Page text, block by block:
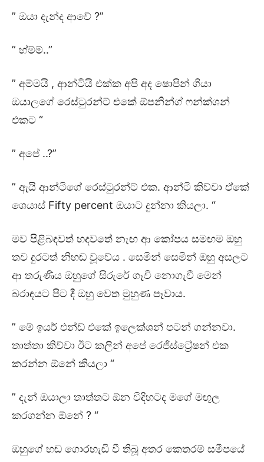
” ඔයා දැන්ද ආවේ ?”
” හ්ම්ම්..”
” අම්මයි , ආන්ටියි එක්ක අපි අද ෂොපින් ගියා
ඔයාලගේ රෙස්ටුරන්ට් එකේ ඕපනින්ග් ෆන්ක්ශන්
එකට “
” අපේ ..?”
” ඇයි ආන්ටිගේ රෙස්ටුරන්ට් එක. ආන්ටි කිව්වා ඒකේ
ශෙයාස් Fifty percent ඔයාට දුන්නා කියලා. “
මව පිළිබඳවත් හදවතේ නැඟ ආ කෝපය සමඟම ඔහු
තව දුරටත් නිහඬ වූවේය . සෙමින් සෙමින් ඔහු අසලට
ආ තරුණිය ඔහුගේ සිරුරේ ගෑවි නොගැවී මෙන්
බරාඳයට පිට දී ඔහු වෙත මුහුණ පෑවාය.
” මේ ඉයර් එන්ඩ් එකේ ඉලෙක්ශන් පටන් ගන්නවා.
තාත්‍තා කිව්වා ඊට කලින් අපේ රෙජිස්ට්‍රේෂන් එක
කරන්න ඕනේ කියලා “
” දැන් ඔයාලා තාත්තට ඕන විදිහටද මගේ මඟුල
කරගන්න ඕනේ ? “
ඔහුගේ හඬ ගොරහැඬි වී තිබූ අතර කෙතරම් සමීපයේ